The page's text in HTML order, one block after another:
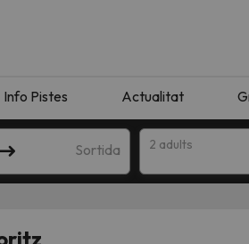
Info Pistes Actualitat
Sortida 2 adults